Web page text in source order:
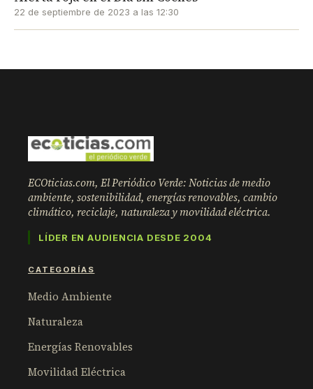
22 de septiembre de 2023 a las 12:30
ECOticias.com, El Periódico Verde: Noticias de medio
ambiente, sostenibilidad, energías renovables, cambio
climático, reciclaje, naturaleza y movilidad eléctrica.
LÍDER EN AUDIENCIA DESDE 2004
CATEGORÍAS
Medio Ambiente
Naturaleza
Energías Renovables
Movilidad Eléctrica